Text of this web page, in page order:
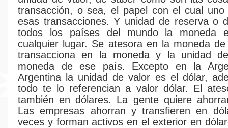
transacción, o sea, el papel con el cual
esas transacciones. Y unidad de reserva o
todos los países del mundo la moneda
cualquier lugar. Se atesora en la moneda
transacciona en la moneda y la unidad
moneda de ese país. Excepto en la
Argentina la unidad de valor es el dólar,
todo te lo referencian a valor dólar. El
también en dólares. La gente quiere
Las empresas ahorran y transfieren en
veces y forman activos en el exterior en